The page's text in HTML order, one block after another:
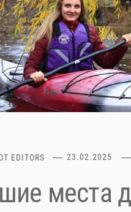
EDITORS 23.02.2025
места